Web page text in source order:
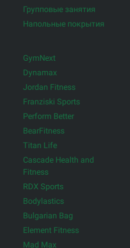
Групповые занятия
Напольные покрытия
GymNext
Dynamax
Jordan Fitness
Franziski Sports
Perform Better
BearFitness
Titan Life
Cascade Health and
Fitness
RDX Sports
Bodylastics
Bulgarian Bag
Element Fitness
Mad Max